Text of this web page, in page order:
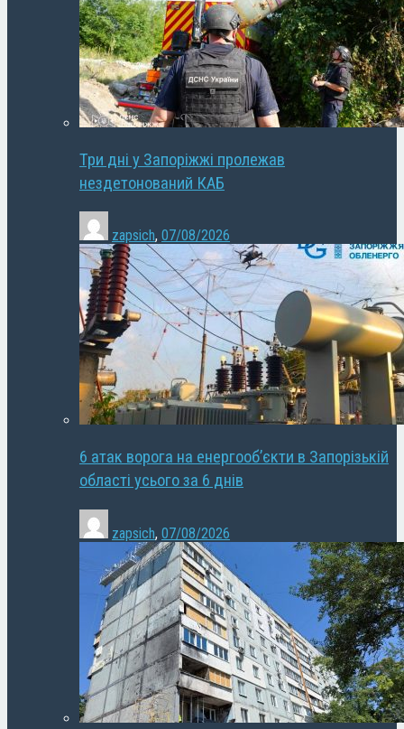
Три дні у Запоріжжі пролежав
нездетонований КАБ
zapsich, 07/08/2026
6 атак ворога на енергооб’єкти в Запорізькій
області усього за 6 днів
zapsich, 07/08/2026